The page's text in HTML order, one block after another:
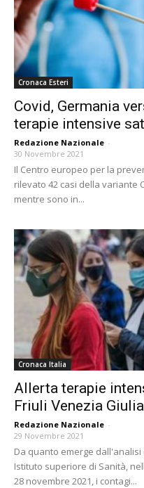
Cronaca Esteri
Covid, Germania
terapie intensive
Redazione Nazionale -
30 Novembre 2021
Il Centro europeo per la
rilevato 42 casi della variante
mentre sono in...
Cronaca Italia
Allerta terapie
Friuli Venezia
Redazione Nazionale -
29 Novembre 2021
Da quanto emerge
Istituto superiore di Sanità,
28 novembre 2021, i contagi...